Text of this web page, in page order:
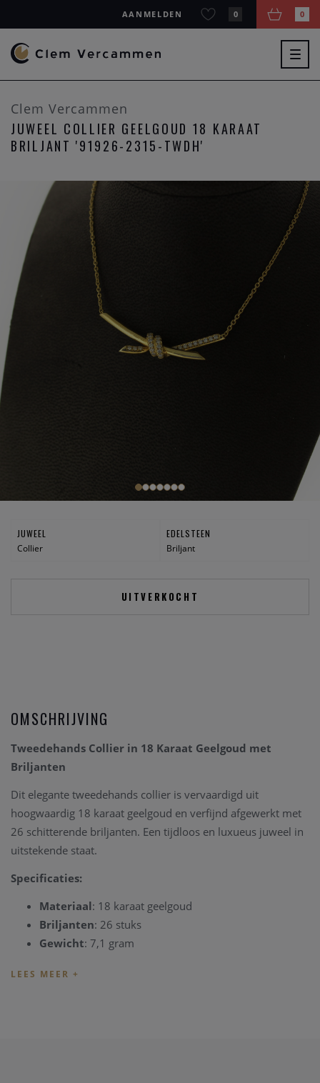
AANMELDEN 0 0
Clem Vercammen
JUWEEL COLLIER GEELGOUD 18 KARAAT
BRILJANT '91926-2315-TWDH'
JUWEEL
Collier
EDELSTEEN
Briljant
UITVERKOCHT
OMSCHRIJVING
Tweedehands Collier in 18 Karaat Geelgoud met
Briljanten
Dit elegante tweedehands collier is vervaardigd uit
hoogwaardig 18 karaat geelgoud en verfijnd afgewerkt met
26 schitterende briljanten. Een tijdloos en luxueus juweel in
uitstekende staat.
Specificaties:
Materiaal: 18 karaat geelgoud
Briljanten: 26 stuks
Gewicht: 7,1 gram
Conditie